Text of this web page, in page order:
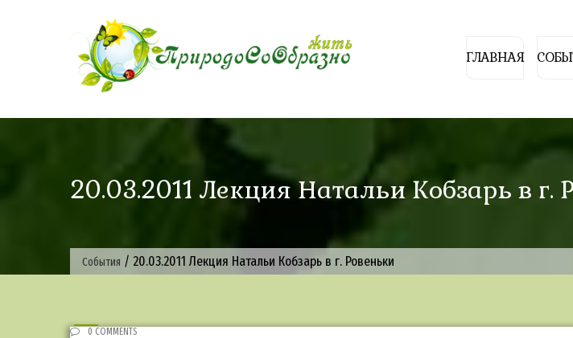
ГЛАВНАЯ
20.03.2011 Лекция Натальи Кобзарь в г.
События / 20.03.2011 Лекция Натальи Кобзарь в г. Ровеньки
0 COMMENTS